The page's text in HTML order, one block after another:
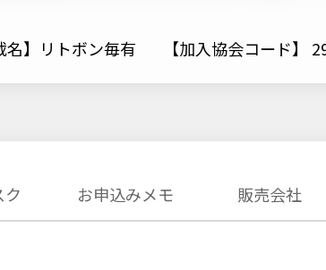
名】リトボン毎有 【加入協会コード】
お申込みメモ 販売会社